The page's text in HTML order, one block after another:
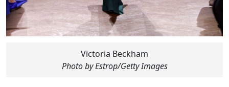
Victoria Beckham
Photo by Estrop/Getty Images